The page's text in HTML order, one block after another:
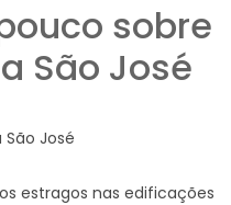
sobre
São José
São José
estragos nas edificações